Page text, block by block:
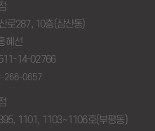
로287, 10층(삼산동)
혜선
14-02766
266-0657
1101, 1103~1106호(부평동)